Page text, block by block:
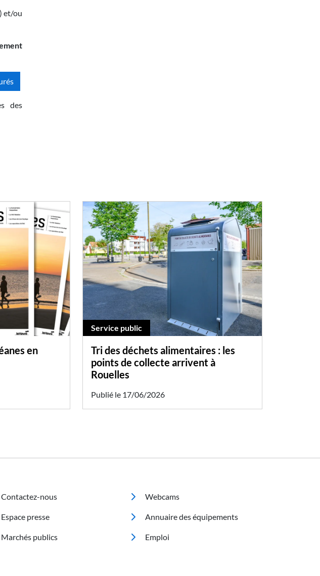
et/ou
des
en
Service public
Tri des déchets alimentaires : les
points de collecte arrivent à
Rouelles
Publié le 17/06/2026
de page
Contactez-nous
Espace presse
Marchés publics
Footer 2
Webcams
Annuaire des équipements
Emploi